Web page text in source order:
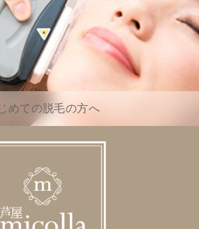
めての脱毛の方へ